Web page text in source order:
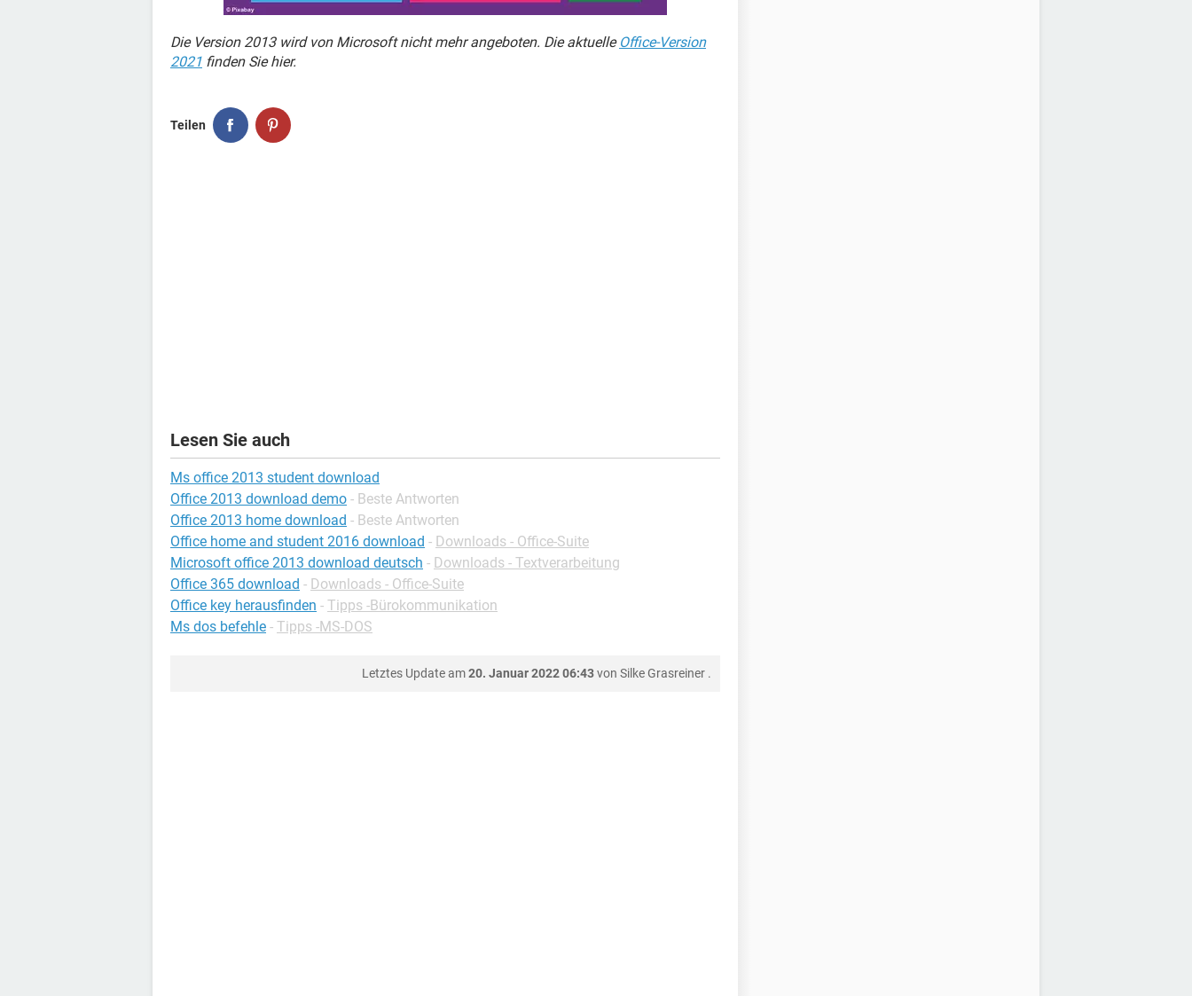
Die Version 2013 wird von Microsoft nicht mehr angeboten. Die aktuelle Office-Version
2021 finden Sie hier.
Teilen
Lesen Sie auch
Ms office 2013 student download
Office 2013 download demo - Beste Antworten
Office 2013 home download - Beste Antworten
Office home and student 2016 download - Downloads - Office-Suite
Microsoft office 2013 download deutsch - Downloads - Textverarbeitung
Office 365 download - Downloads - Office-Suite
Office key herausfinden - Tipps -Bürokommunikation
Ms dos befehle - Tipps -MS-DOS
Letztes Update am20. Januar 2022 06:43von Silke Grasreiner .